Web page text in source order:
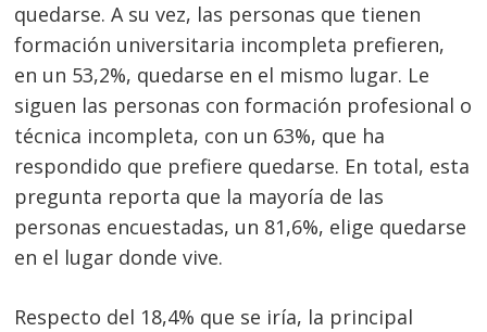
quedarse. A su vez, las personas que tienen
formación universitaria incompleta prefieren,
en un 53,2%, quedarse en el mismo lugar. Le
siguen las personas con formación profesional o
técnica incompleta, con un 63%, que ha
respondido que prefiere quedarse. En total, esta
pregunta reporta que la mayoría de las
personas encuestadas, un 81,6%, elige quedarse
en el lugar donde vive.
Respecto del 18,4% que se iría, la principal